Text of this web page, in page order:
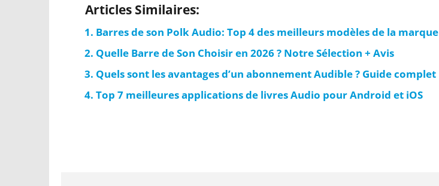
Articles Similaires:
Barres de son Polk Audio: Top 4 des meilleurs modèles de la marque
Quelle Barre de Son Choisir en 2026 ? Notre Sélection + Avis
Quels sont les avantages d’un abonnement Audible ? Guide complet
Top 7 meilleures applications de livres Audio pour Android et iOS